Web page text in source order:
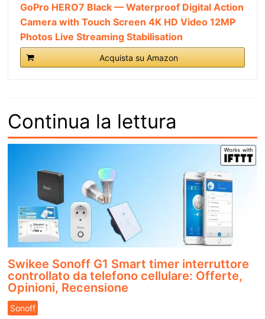
GoPro HERO7 Black — Waterproof Digital Action
Camera with Touch Screen 4K HD Video 12MP
Photos Live Streaming Stabilisation
Acquista su Amazon
Continua la lettura
Swikee Sonoff G1 Smart timer interruttore
controllato da telefono cellulare: Offerte,
Opinioni, Recensione
Sonoff